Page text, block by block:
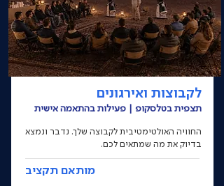
לקבוצות ואירגונים
תצפית בטלסקופ | פעילות בהתאמה אישית
החוויה האולטימטיבית לקבוצה שלך. נדבר ונמצא
בדיוק את מה שמתאים לכם.
מותאם תקציב